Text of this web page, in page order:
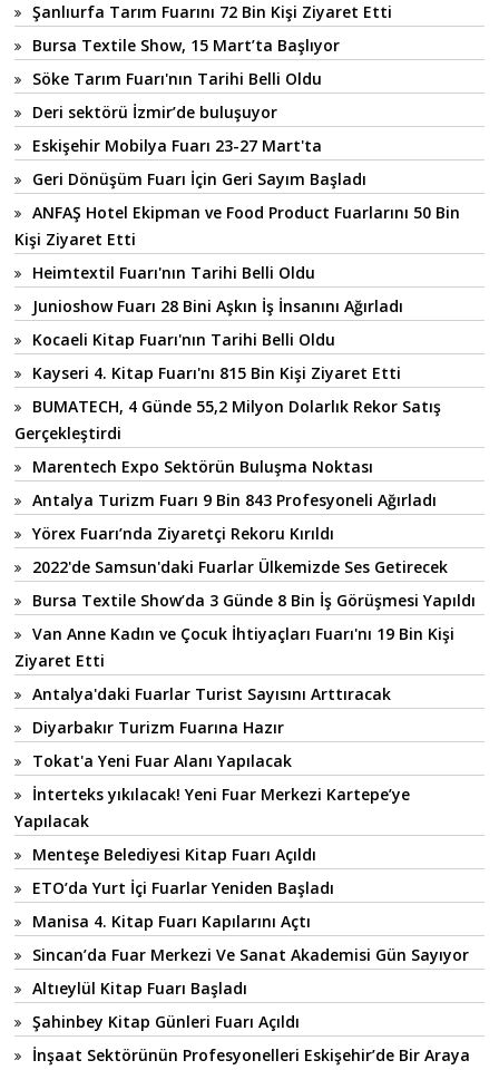
Şanlıurfa Tarım Fuarını 72 Bin Kişi Ziyaret Etti
Bursa Textile Show, 15 Mart’ta Başlıyor
Söke Tarım Fuarı'nın Tarihi Belli Oldu
Deri sektörü İzmir’de buluşuyor
Eskişehir Mobilya Fuarı 23-27 Mart'ta
Geri Dönüşüm Fuarı İçin Geri Sayım Başladı
ANFAŞ Hotel Ekipman ve Food Product Fuarlarını 50 Bin
Kişi Ziyaret Etti
Heimtextil Fuarı'nın Tarihi Belli Oldu
Junioshow Fuarı 28 Bini Aşkın İş İnsanını Ağırladı
Kocaeli Kitap Fuarı'nın Tarihi Belli Oldu
Kayseri 4. Kitap Fuarı'nı 815 Bin Kişi Ziyaret Etti
BUMATECH, 4 Günde 55,2 Milyon Dolarlık Rekor Satış
Gerçekleştirdi
Marentech Expo Sektörün Buluşma Noktası
Antalya Turizm Fuarı 9 Bin 843 Profesyoneli Ağırladı
Yörex Fuarı’nda Ziyaretçi Rekoru Kırıldı
2022'de Samsun'daki Fuarlar Ülkemizde Ses Getirecek
Bursa Textile Show’da 3 Günde 8 Bin İş Görüşmesi Yapıldı
Van Anne Kadın ve Çocuk İhtiyaçları Fuarı'nı 19 Bin Kişi
Ziyaret Etti
Antalya'daki Fuarlar Turist Sayısını Arttıracak
Diyarbakır Turizm Fuarına Hazır
Tokat'a Yeni Fuar Alanı Yapılacak
İnterteks yıkılacak! Yeni Fuar Merkezi Kartepe’ye
Yapılacak
Menteşe Belediyesi Kitap Fuarı Açıldı
ETO’da Yurt İçi Fuarlar Yeniden Başladı
Manisa 4. Kitap Fuarı Kapılarını Açtı
Sincan’da Fuar Merkezi Ve Sanat Akademisi Gün Sayıyor
Altıeylül Kitap Fuarı Başladı
Şahinbey Kitap Günleri Fuarı Açıldı
İnşaat Sektörünün Profesyonelleri Eskişehir’de Bir Araya